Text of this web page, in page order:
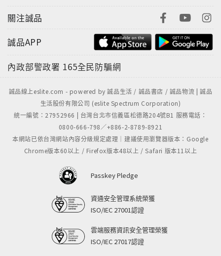
關注誠品
誠品APP
內政部警政署 165全民防騙網
誠品線上eslite.com - powered by 誠品生活 / 誠品書店 / 誠品物流 | 誠品
生活股份有限公司 (eslite Spectrum Corporation)
統一編號：27952966 | 台灣台北市信義區松德路204號B1 服務電話：
0800-666-798／+886-2-8789-8921
本網站已依台灣網站內容分級規定處理｜建議使用瀏覽器版本：Google
Chrome版本60以上 / Firefox版本48以上 / Safari 版本11以上
Passkey Pledge
資通安全管理系統榮獲
ISO/IEC 27001認證
雲端服務資訊安全管理榮獲
ISO/IEC 27017認證